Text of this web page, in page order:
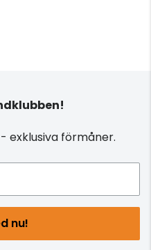
exklusiva förmåner.
nu!